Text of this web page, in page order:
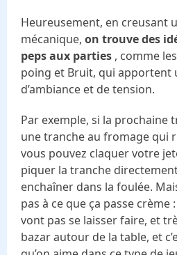
Heureusement, en creusant
mécanique, on trouve des
peps aux parties , comme
poing et Bruit, qui apportent
d’ambiance et de tension.
Par exemple, si la prochaine
une tranche au fromage qui
vous pouvez claquer votre
piquer la tranche
enchaîner dans la foulée.
pas à ce que ça passe
vont pas se laisser faire, et
bazar autour de la table, et